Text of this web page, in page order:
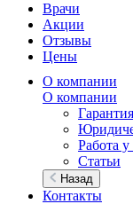
Врачи
Акции
Отзывы
Цены
О компании
О компании
Работа у
Статьи
Назад
Контакты